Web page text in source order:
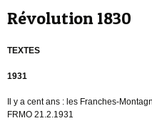
Révolution 1830
TEXTES
1931
Il y a cent ans : les Franches-
FRMO 21.2.1931